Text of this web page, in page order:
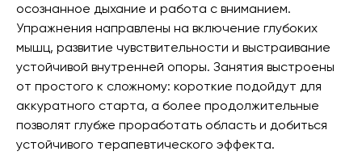
осознанное дыхание и работа с вниманием.
Упражнения направлены на включение глубоких
мышц, развитие чувствительности и выстраивание
устойчивой внутренней опоры. Занятия выстроены
от простого к сложному: короткие подойдут для
аккуратного старта, а более продолжительные
позволят глубже проработать область и добиться
устойчивого терапевтического эффекта.